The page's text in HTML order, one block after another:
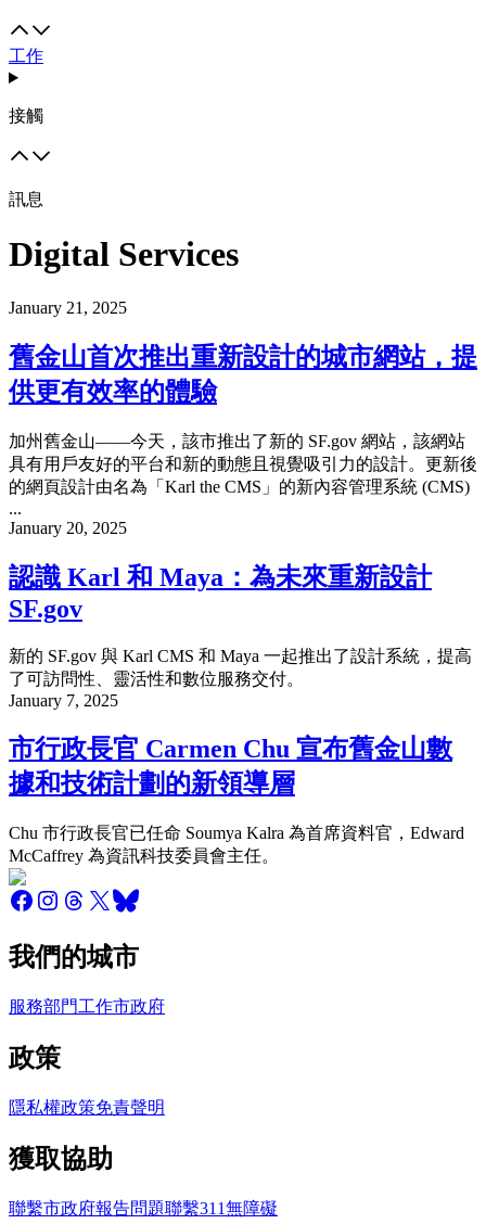
工作
接觸
訊息
Digital Services
January 21, 2025
舊金山首次推出重新設計的城市網站，提
供更有效率的體驗
加州舊金山——今天，該市推出了新的 SF.gov 網站，該網站
具有用戶友好的平台和新的動態且視覺吸引力的設計。更新後
的網頁設計由名為「Karl the CMS」的新內容管理系統 (CMS)
...
January 20, 2025
認識 Karl 和 Maya：為未來重新設計
SF.gov
新的 SF.gov 與 Karl CMS 和 Maya 一起推出了設計系統，提高
了可訪問性、靈活性和數位服務交付。
January 7, 2025
市行政長官 Carmen Chu 宣布舊金山數
據和技術計劃的新領導層
Chu 市行政長官已任命 Soumya Kalra 為首席資料官，Edward
McCaffrey 為資訊科技委員會主任。
我們的城市
服務部門工作市政府
政策
隱私權政策免責聲明
獲取協助
聯繫市政府報告問題聯繫311無障礙